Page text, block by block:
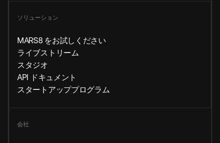
ソリューション
MARS8 をお試しください
ライブストリーム
スタジオ
API ドキュメント
スタートアッププログラム
会社